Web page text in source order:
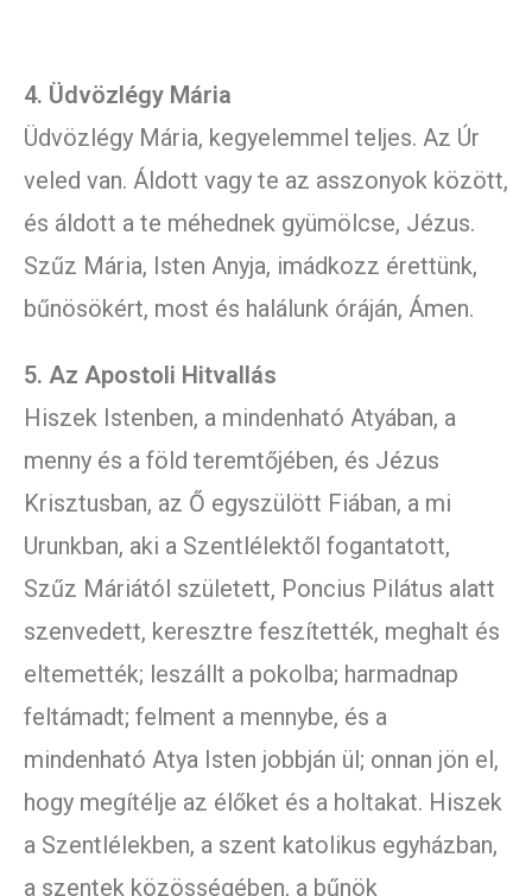
4. Üdvözlégy Mária
Üdvözlégy Mária, kegyelemmel teljes. Az Úr
veled van. Áldott vagy te az asszonyok között,
és áldott a te méhednek gyümölcse, Jézus.
Szűz Mária, Isten Anyja, imádkozz érettünk,
bűnösökért, most és halálunk óráján, Ámen.
5. Az Apostoli Hitvallás
Hiszek Istenben, a mindenható Atyában, a
menny és a föld teremtőjében, és Jézus
Krisztusban, az Ő egyszülött Fiában, a mi
Urunkban, aki a Szentlélektől fogantatott,
Szűz Máriától született, Poncius Pilátus alatt
szenvedett, keresztre feszítették, meghalt és
eltemették; leszállt a pokolba; harmadnap
feltámadt; felment a mennybe, és a
mindenható Atya Isten jobbján ül; onnan jön el,
hogy megítélje az élőket és a holtakat. Hiszek
a Szentlélekben, a szent katolikus egyházban,
a szentek közösségében, a bűnök